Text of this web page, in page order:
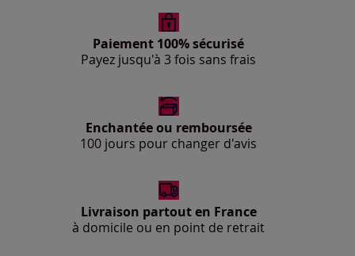
Paiement 100% sécurisé
Payez jusqu'à 3 fois sans frais
Enchantée ou remboursée
100 jours pour changer d'avis
Livraison partout en France
à domicile ou en point de retrait